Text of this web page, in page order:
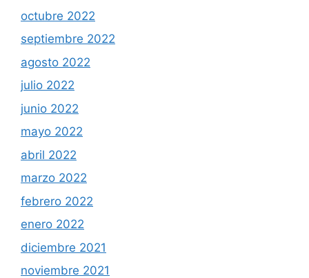
octubre 2022
septiembre 2022
agosto 2022
julio 2022
junio 2022
mayo 2022
abril 2022
marzo 2022
febrero 2022
enero 2022
diciembre 2021
noviembre 2021